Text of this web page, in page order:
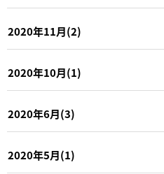
2020年11月(2)
2020年10月(1)
2020年6月(3)
2020年5月(1)